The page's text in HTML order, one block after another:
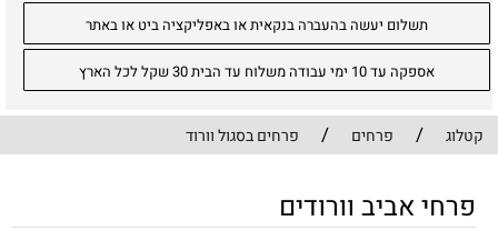
תשלום יעשה בהעברה בנקאית או באפליקציה ביט או באתר
אספקה עד 10 ימי עבודה משלוח עד הבית 30 שקל לכל הארץ
קטלוג / פרחים / פרחים בסגול וורוד
פרחי אביב וורודים